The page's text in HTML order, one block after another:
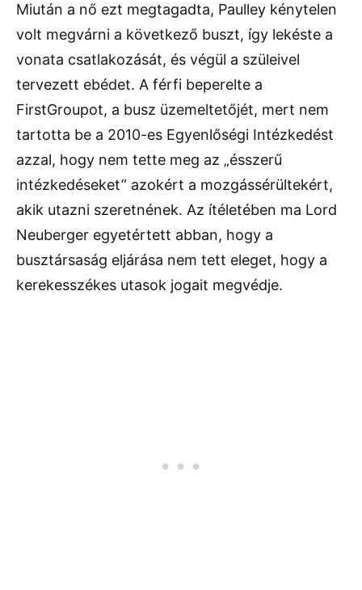
Miután a nő ezt megtagadta, Paulley kénytelen
volt megvárni a következő buszt, így lekéste a
vonata csatlakozását, és végül a szüleivel
tervezett ebédet. A férfi beperelte a
FirstGroupot, a busz üzemeltetőjét, mert nem
tartotta be a 2010-es Egyenlőségi Intézkedést
azzal, hogy nem tette meg az „ésszerű
intézkedéseket” azokért a mozgássérültekért,
akik utazni szeretnének. Az ítéletében ma Lord
Neuberger egyetértett abban, hogy a
busztársaság eljárása nem tett eleget, hogy a
kerekesszékes utasok jogait megvédje.